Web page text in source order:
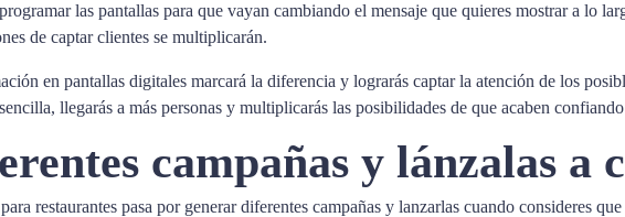
las pantallas para que vayan cambiando el mensaje que quieres mostrar a lo
de captar clientes se multiplicarán.
en pantallas digitales marcará la diferencia y lograrás captar la atención de los
llegarás a más personas y multiplicarás las posibilidades de que acaben
campañas y lánzalas a
restaurantes pasa por generar diferentes campañas y lanzarlas cuando consideres